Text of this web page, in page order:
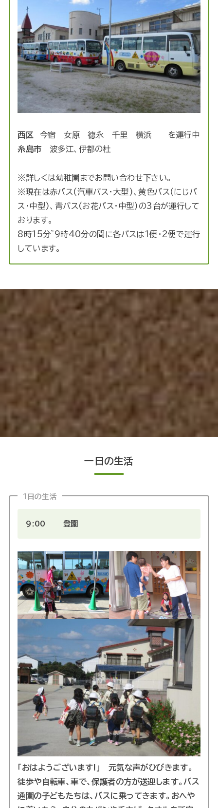
西区 今宿 女原 徳永 千里 横浜 を運行中
糸島市 波多江、伊都の杜
※詳しくは幼稚園までお問い合わせ下さい。
※現在は赤バス(汽車バス・大型)、黄色バス(にじバ
ス・中型)、青バス(お花バス・中型)の3台が運行して
おります。
8時15分~9時40分の間に各バスは1便・2便で運行
しています。
一日の生活
1日の生活
9:00 登園
「おはようございます!」 元気な声がひびきます。
徒歩や自転車、車で、保護者の方が送迎します。バス
通園の子どもたちは、バスに乗ってきます。おへや